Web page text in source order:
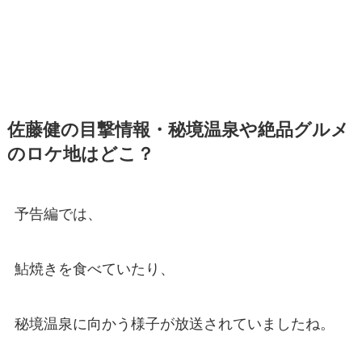
佐藤健の目撃情報・秘境温泉や絶品グルメ
のロケ地はどこ？
予告編では、
鮎焼きを食べていたり、
秘境温泉に向かう様子が放送されていましたね。